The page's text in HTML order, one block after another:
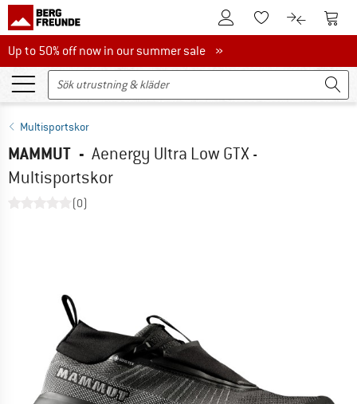
Till kundkontotTill minneslistan.
Till Till
Up to 50% off now in our summer sale
Up to 50% off now in our summer sale »
Multisportskor
MAMMUT - Aenergy Ultra Low GTX -
Multisportskor
(0)